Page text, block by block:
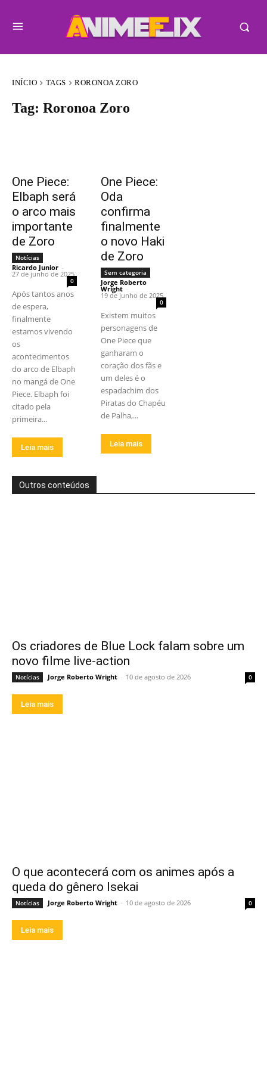
INÍCIO TAGS RORONOA ZORO
Tag: Roronoa Zoro
One Piece:
Elbaph será
o arco mais
importante
de Zoro
Notícias
Ricardo Junior -
27 de junho de 2025
0
Após tantos anos
de espera,
finalmente
estamos vivendo
os
acontecimentos
do arco de Elbaph
no mangá de One
Piece. Elbaph foi
citado pela
primeira...
Leia mais
One Piece:
Oda
confirma
finalmente
o novo Haki
de Zoro
Sem categoria
Jorge Roberto
Wright -
19 de junho de 2025
0
Existem muitos
personagens de
One Piece que
ganharam o
coração dos fãs e
um deles é o
espadachim dos
Piratas do Chapéu
de Palha,...
Leia mais
Outros conteúdos
Os criadores de Blue Lock falam sobre um
novo filme live-action
Notícias Jorge Roberto Wright - 10 de agosto de 2026 0
Leia mais
O que acontecerá com os animes após a
queda do gênero Isekai
Notícias Jorge Roberto Wright - 10 de agosto de 2026 0
Leia mais